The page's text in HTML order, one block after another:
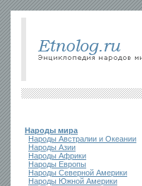
Народы мира
Народы Австралии и Океании
Народы Азии
Народы Африки
Народы Европы
Народы Северной Америки
Народы Южной Америки